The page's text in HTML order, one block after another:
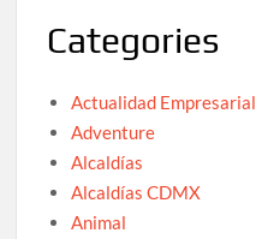
Categories
Actualidad Empresarial
Adventure
Alcaldías
Alcaldías CDMX
Animal